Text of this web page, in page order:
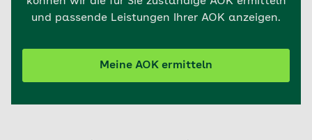
und passende Leistungen Ihrer AOK anzeigen.
Meine AOK ermitteln